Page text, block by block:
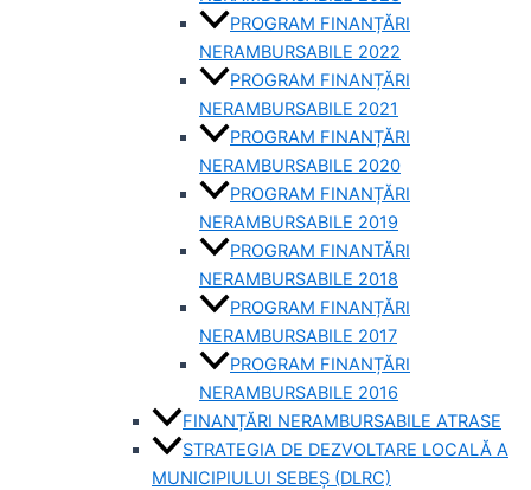
PROGRAM FINANȚĂRI
NERAMBURSABILE 2022
PROGRAM FINANȚĂRI
NERAMBURSABILE 2021
PROGRAM FINANȚĂRI
NERAMBURSABILE 2020
PROGRAM FINANȚĂRI
NERAMBURSABILE 2019
PROGRAM FINANTĂRI
NERAMBURSABILE 2018
PROGRAM FINANȚĂRI
NERAMBURSABILE 2017
PROGRAM FINANȚĂRI
NERAMBURSABILE 2016
FINANȚĂRI NERAMBURSABILE ATRASE
STRATEGIA DE DEZVOLTARE LOCALĂ A
MUNICIPIULUI SEBEȘ (DLRC)